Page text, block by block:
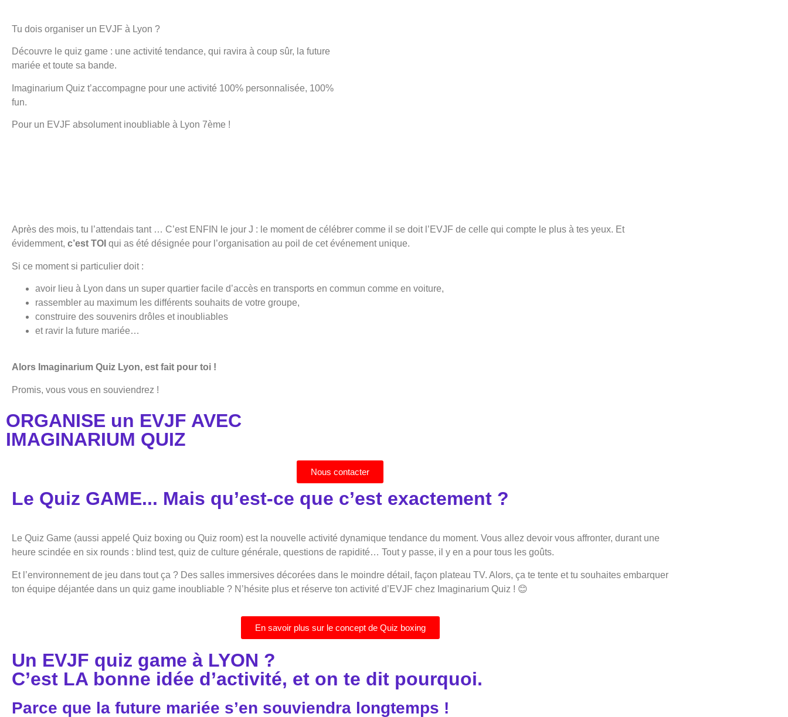
Tu dois organiser un EVJF à Lyon ?
Découvre le quiz game : une activité tendance, qui ravira à coup sûr, la future
mariée et toute sa bande.
Imaginarium Quiz t’accompagne pour une activité 100% personnalisée, 100%
fun.
Pour un EVJF absolument inoubliable à Lyon 7ème !
Après des mois, tu l’attendais tant … C’est ENFIN le jour J : le moment de célébrer comme il se doit l’EVJF de celle qui compte le plus à tes yeux. Et
évidemment, c’est TOI qui as été désignée pour l’organisation au poil de cet événement unique.
Si ce moment si particulier doit :
avoir lieu à Lyon dans un super quartier facile d’accès en transports en commun comme en voiture,
rassembler au maximum les différents souhaits de votre groupe,
construire des souvenirs drôles et inoubliables
et ravir la future mariée…
Alors Imaginarium Quiz Lyon, est fait pour toi !
Promis, vous vous en souviendrez !
ORGANISE un EVJF AVEC
IMAGINARIUM QUIZ
Nous contacter
Le Quiz GAME... Mais qu’est-ce que c’est exactement ?
Le Quiz Game (aussi appelé Quiz boxing ou Quiz room) est la nouvelle activité dynamique tendance du moment. Vous allez devoir vous affronter, durant une
heure scindée en six rounds : blind test, quiz de culture générale, questions de rapidité… Tout y passe, il y en a pour tous les goûts.
Et l’environnement de jeu dans tout ça ? Des salles immersives décorées dans le moindre détail, façon plateau TV. Alors, ça te tente et tu souhaites embarquer
ton équipe déjantée dans un quiz game inoubliable ? N’hésite plus et réserve ton activité d’EVJF chez Imaginarium Quiz ! 😊
En savoir plus sur le concept de Quiz boxing
Un EVJF quiz game à LYON ?
C’est LA bonne idée d’activité, et on te dit pourquoi.
Parce que la future mariée s’en souviendra longtemps !